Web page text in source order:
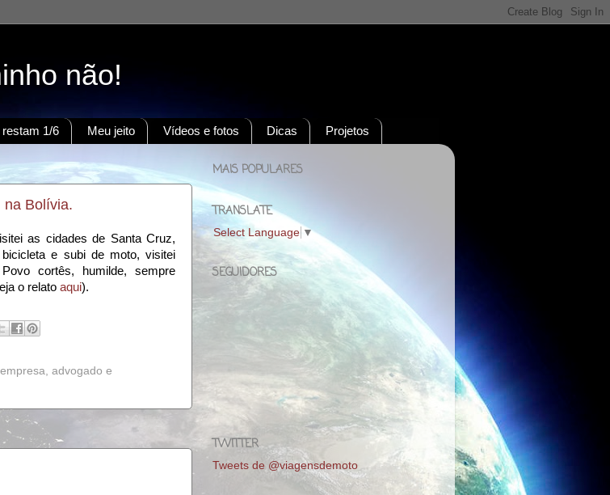
não!
restam 1/6 Meu jeito Vídeos e fotos Dicas Projetos
na Bolívia.
as cidades de Santa Cruz,
e subi de moto, visitei
cortês, humilde, sempre
o relato aqui).
advogado e
MAIS POPULARES
TRANSLATE
Select Language ▼
SEGUIDORES
TWITTER
Tweets de @viagensdemoto